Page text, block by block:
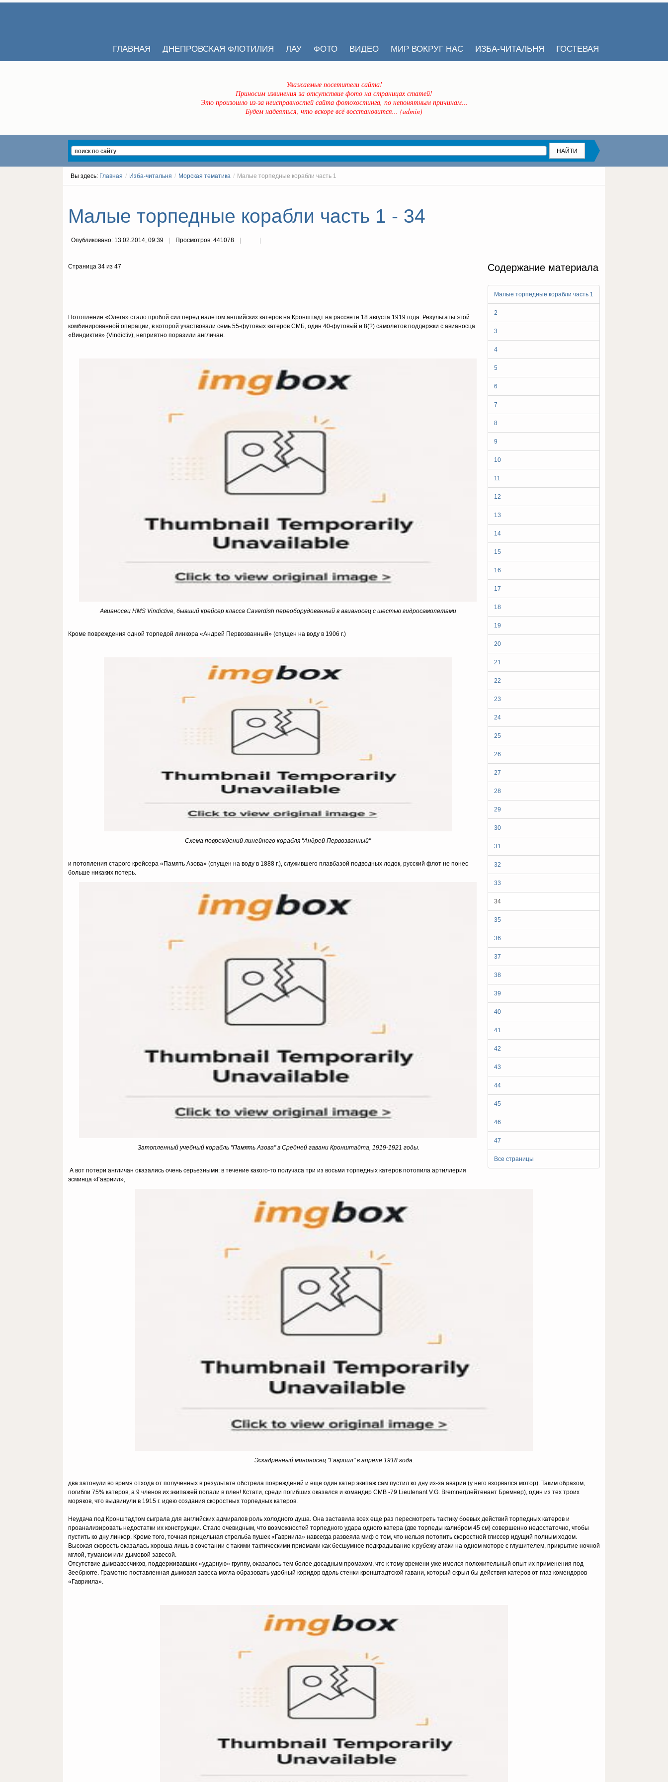
ГЛАВНАЯ ДНЕПРОВСКАЯ ФЛОТИЛИЯ ЛАУ ФОТО ВИДЕО МИР ВОКРУГ НАС ИЗБА-ЧИТАЛЬНЯ ГОСТЕВАЯ
Уважаемые посетители сайта!
Приносим извинения за отсутствие фото на страницах статей!
Это произошло из-за неисправностей сайта фотохостинга, по непонятным причинам...
Будем надеяться, что вскоре всё восстановится... (admin)
Вы здесь: Главная / Изба-читальня / Морская тематика / Малые торпедные корабли часть 1
Малые торпедные корабли часть 1 - 34
Опубликовано: 13.02.2014, 09:39 Просмотров: 441078
Содержание материала
Малые торпедные корабли часть 1
2
3
4
5
6
7
8
9
10
11
12
13
14
15
16
17
18
19
20
21
22
23
24
25
26
27
28
29
30
31
32
33
34
35
36
37
38
39
40
41
42
43
44
45
46
47
Все страницы
Страница 34 из 47
Потопление «Олега» стало пробой сил перед налетом английских катеров на Кронштадт на рассвете 18 августа 1919 года. Результаты этой
комбинированной операции, в которой участвовали семь 55-футовых катеров СМБ, один 40-футовый и 8(?) самолетов поддержки с авианосца
«Виндиктив» (Vindictiv), неприятно поразили англичан.
Авианосец HMS Vindictive, бывший крейсер класса Caverdish переоборудованный в авианосец с шестью гидросамолетами
Кроме повреждения одной торпедой линкора «Андрей Первозванный» (спущен на воду в 1906 г.)
Схема повреждений линейного корабля "Андрей Первозванный"
и потопления старого крейсера «Память Азова» (спущен на воду в 1888 г.), служившего плавбазой подводных лодок, русский флот не понес
больше никаких потерь.
Затопленный учебный корабль "Память Азова" в Средней гавани Кронштадта, 1919-1921 годы.
А вот потери англичан оказались очень серьезными: в течение какого-то получаса три из восьми торпедных катеров потопила артиллерия
эсминца «Гавриил»,
Эскадренный миноносец "Гавриил" в апреле 1918 года.
два затонули во время отхода от полученных в результате обстрела повреждений и еще один катер экипаж сам пустил ко дну из-за аварии (у него взорвался мотор). Таким образом,
погибли 75% катеров, а 9 членов их экипажей попали в плен! Кстати, среди погибших оказался и командир CMB -79 Lieutenant V.G. Bremner(лейтенант Бремнер), один из тех троих
моряков, что выдвинули в 1915 г. идею создания скоростных торпедных катеров.
Неудача под Кронштадтом сыграла для английских адмиралов роль холодного душа. Она заставила всех еще раз пересмотреть тактику боевых действий торпедных катеров и
проанализировать недостатки их конструкции. Стало очевидным, что возможностей торпедного удара одного катера (две торпеды калибром 45 см) совершенно недостаточно, чтобы
пустить ко дну линкор. Кроме того, точная прицельная стрельба пушек «Гавриила» навсегда развеяла миф о том, что нельзя потопить скоростной глиссер идущий полным ходом.
Высокая скорость оказалась хороша лишь в сочетании с такими тактическими приемами как бесшумное подкрадывание к рубежу атаки на одном моторе с глушителем, прикрытие ночной
мглой, туманом или дымовой завесой.
Отсутствие дымзавесчиков, поддерживавших «ударную» группу, оказалось тем более досадным промахом, что к тому времени уже имелся положительный опыт их применения под
Зеебрюгге. Грамотно поставленная дымовая завеса могла образовать удобный коридор вдоль стенки кронштадтской гавани, который скрыл бы действия катеров от глаз комендоров
«Гавриила».